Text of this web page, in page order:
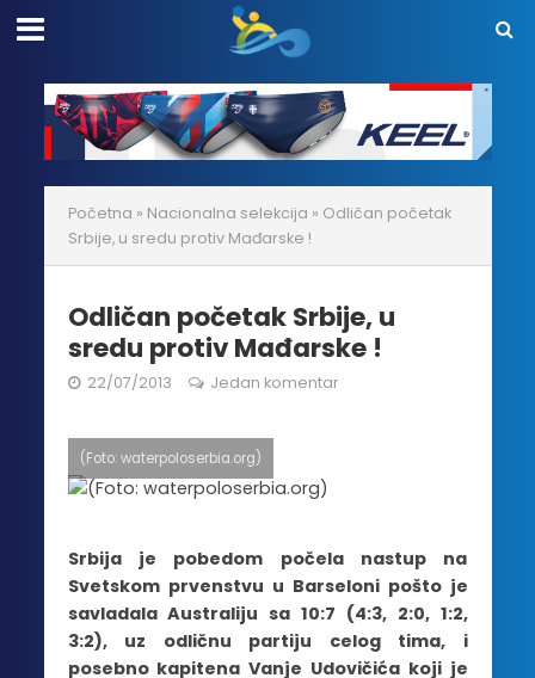
Početna » Nacionalna selekcija » Odličan početak
Srbije, u sredu protiv Mađarske !
Odličan početak Srbije, u
sredu protiv Mađarske !
22/07/2013 Jedan komentar
(Foto: waterpoloserbia.org)
Srbija je pobedom počela nastup na
Svetskom prvenstvu u Barseloni pošto je
savladala Australiju sa 10:7 (4:3, 2:0, 1:2,
3:2), uz odličnu partiju celog tima, i
posebno kapitena Vanje Udovičića koji je